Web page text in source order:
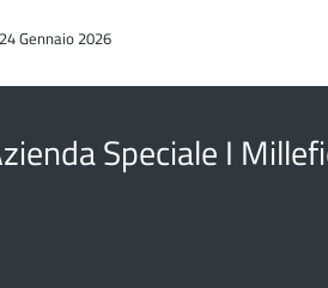
Gennaio 2026
Speciale I